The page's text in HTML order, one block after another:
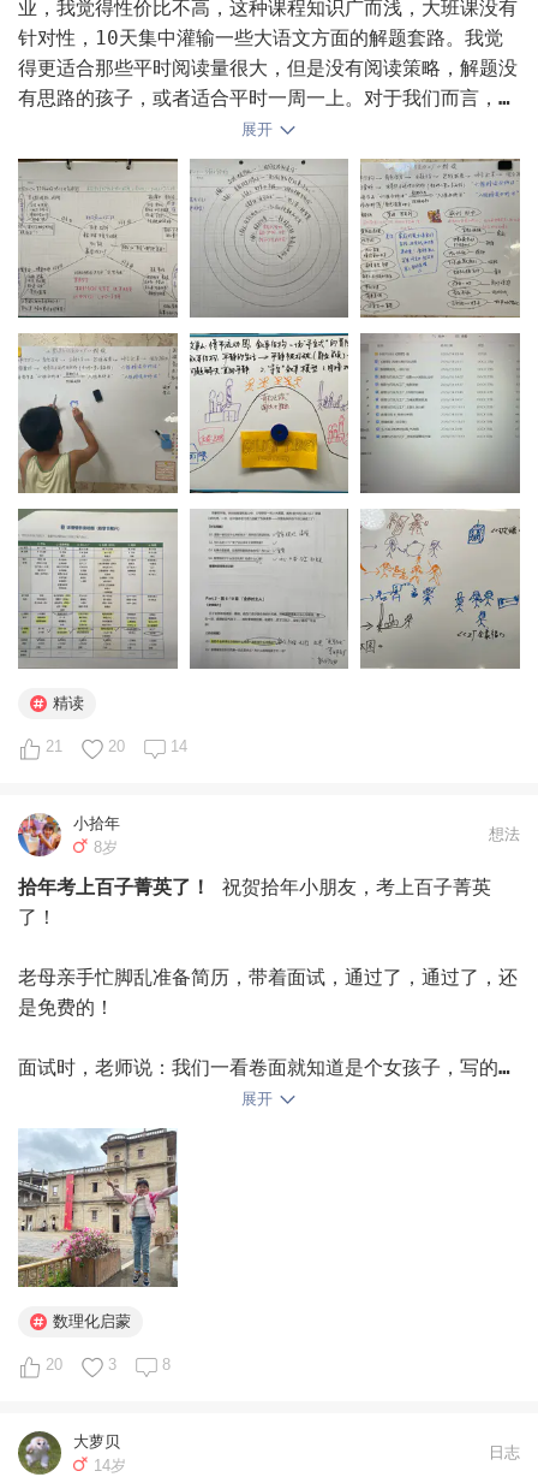
孩子从出生就有内驱力——饿了会哭、困了会闹、学走路摔
了再起。我们从来没“培养”出这些东西，我们只是把它们
弄丢了。修复关系，本质上不是“给孩子制造动力”，是“把
土壤对了，种子自己会发芽。
#内驱力# #亲子教育# #与低效作业斗智斗勇#
我们家娃第一点没做到，做到的同学都比一模涨了几十分。
学校给背诵的英语文段偏中式，我没让背，因为觉得学习是
一辈子的事情，不要把习惯养坏了。第二点她也做得不太
好，字算比较好看，但在高考中不算突出那种。
对于这个成绩，娃当然有点小遗憾，但持续时间就一小会，
毕竟投入没有太多。
原本我们就没订过目标院校，娃对要去的学校和专业接受良
好。很快就加上学姐微信，连住哪个区，老师情况都问清楚
娃是个情商高、嘴巴甜的孩子。出来旅游，全程都她跟酒店
管家交涉，她说话能让人家高兴到送纪念品。
相信她在大学里会过得如鱼得水的。
业，我觉得性价比不高，这种课程知识广而浅，大班课没有
针对性，10天集中灌输一些大语文方面的解题套路。我觉
得更适合那些平时阅读量很大，但是没有阅读策略，解题没
有思路的孩子，或者适合平时一周一上。对于我们而言，暑
假期间先保证大量时间沉浸式阅读，然后再针对孩子最感兴
趣的一套书精读吃透可能会更好。
这个暑假除了孩子每日泛读他喜欢的书以外，我们选择了罗
尔德达尔的《查理与巧克力工厂》进行精读。之所以选择这
本书，其实延续了我们寒假的中英文阅读思路，孩子先接触
的是英文，《查理》英文音频听了16遍，原版电影看了5
遍，英文小说正在朗读中，每朗读完一个篇章做英文复述。
中文版本朗读完。孩子对这个故事可以说是，闭着眼睛中英
文随便讲。我的初心是，用中文的精读，在提升中文阅读能
力的同时带动他英文理解的深度。
在准备精讲教案的时候，我还是延续了寒假我的“六维精读
分析法”。如何用“一张图”，撬动一年级娃的双语复述… 包
括叙事结构—角色深度—主题主旨—思维拓展—语言积累—综合
输出六个维度，《查理》这部小说被改编成了电影，我还额
外增加了两个维度——电影赏析、电影与小说对比分析来训
练娃的思辨能力。这次工作量很大，因为寒假我们精读的是
童话的短篇故事。《查理》中文书是三本，人物众多、情节
复杂、主题层层递进……所以需要做好精读的规划，为此我
还做了一个两周的精读规划，帮助孩子穿针引线、拨丝抽
茧、层层剖析。当然电影赏析、人物性格分析可是我的常
层面，我们也不仅仅是寒假的复述故事了，我们有中英文角
今天是我们精读的第4天，孩子非常喜欢，我们一起深入探
讨了很多问题，还记录了很多他的金句，说到兴奋的地方，
孩子还中英文角色扮演，每天晚上1个小时，孩子觉得这是
一场游戏，时不时的还可以画画自己喜欢的情景和人物角
今天先记录到这，我觉得暑假取消辅导班，我们在家精读真
展开
精读
21 20 14
小拾年
8岁
想法
拾年考上百子菁英了！
祝贺拾年小朋友，考上百子菁英
了！
老母亲手忙脚乱准备简历，带着面试，通过了，通过了，还
是免费的！
面试时，老师说：我们一看卷面就知道是个女孩子，写的很
规范呀！又说：上课时，有好多小男生特别淘气，你要做好
心理准备，不要被他们影响哦～
老母亲拼了命憋住不笑，哈哈哈哈，我真想说，她不影响别
人就不错了！高思集训队的老师这个暑假被她折磨的不轻，
说从未见过这么淘气的女生，比男生还淘……
#数理化启蒙#
展开
数理化启蒙
20 3 8
大萝贝
14岁
日志